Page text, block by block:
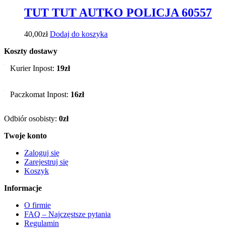
TUT TUT AUTKO POLICJA 60557
40,00zł Dodaj do koszyka
Koszty dostawy
Kurier Inpost: 19zł
Paczkomat Inpost: 16zł
Odbiór osobisty: 0zł
Twoje konto
Zaloguj się
Zarejestruj się
Koszyk
Informacje
O firmie
FAQ – Najczęstsze pytania
Regulamin